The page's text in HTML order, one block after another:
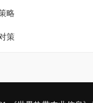
略
策